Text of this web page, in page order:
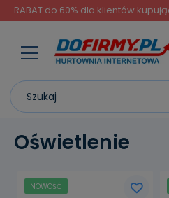
RABAT do 60% dla klientów
Oświetlenie
NOWOŚĆ